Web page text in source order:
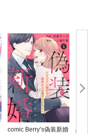
comic Berry’s偽装新婚
恋